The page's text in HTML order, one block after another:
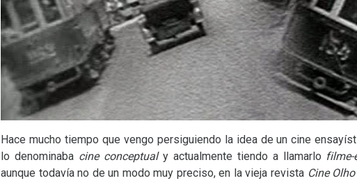
Hace mucho tiempo que vengo persiguiendo la idea de un cine
lo denominaba cine conceptual y actualmente tiendo a llamarlo filme-
aunque todavía no de un modo muy preciso, en la vieja revista Cine Olho